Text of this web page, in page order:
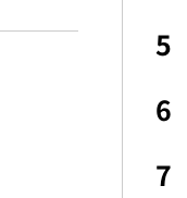
회의서 공급 논
5
6
7